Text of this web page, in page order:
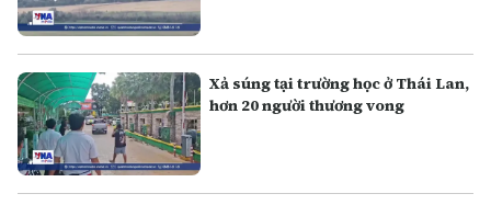
Xả súng tại trường học ở Thái Lan,
hơn 20 người thương vong